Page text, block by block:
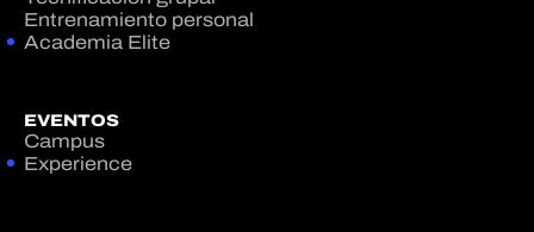
Entrenamiento personal
Academia Elite
EVENTOS
Campus
Experience